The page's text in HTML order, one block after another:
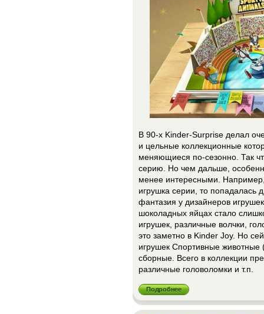
В 90-х Kinder-Surprise делал
и цельные коллекционные
меняющиеся по-сезонно. Так
серию. Но чем дальше,
менее интересными.
игрушка серии, то попадалась
фантазия у дизайнеров
шоколадных яйцах стало
игрушек, различные волчки,
это заметно в Kinder Joy. Но
игрушек Спортивные животные
сборные. Всего в коллекции
различные головоломки и т.п.
Подробнее